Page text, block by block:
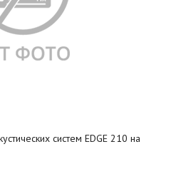
систем EDGE 210 на